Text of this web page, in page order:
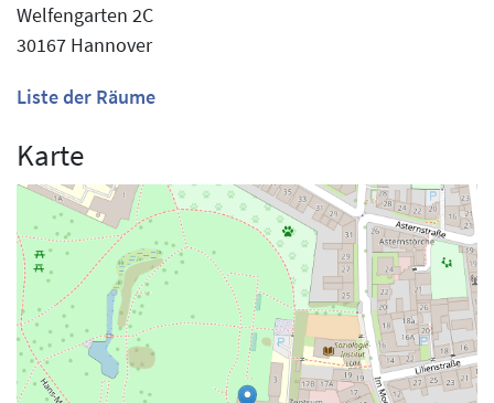
Welfengarten 2C
30167 Hannover
Liste der Räume
Karte